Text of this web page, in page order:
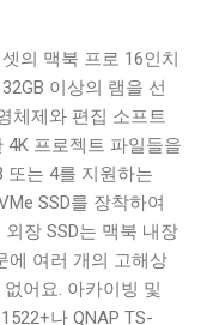
의 맥북 프로 16인치
이상의 램을 선
체제와 편집 소프트
프로젝트 파일들을
또는 4를 지원하는
SSD를 장착하여
장 SSD는 맥북 내장
에 여러 개의 고해상
어요. 아카이빙 및
나 QNAP TS-